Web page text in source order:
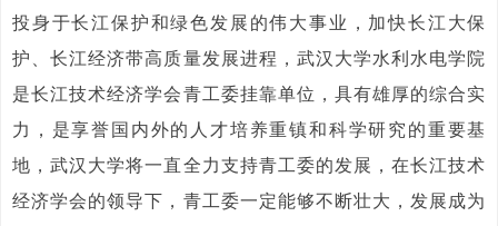
投身于长江保护和绿色发展的伟大事业，加快长江大保
护、长江经济带高质量发展进程，武汉大学水利水电学院
是长江技术经济学会青工委挂靠单位，具有雄厚的综合实
力，是享誉国内外的人才培养重镇和科学研究的重要基
地，武汉大学将一直全力支持青工委的发展，在长江技术
经济学会的领导下，青工委一定能够不断壮大，发展成为